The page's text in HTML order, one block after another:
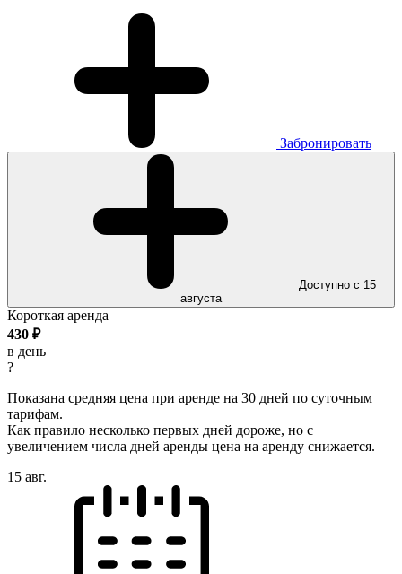
Забронировать
Доступно с 15
августа
Короткая аренда
430 ₽
в день
?
Показана средняя цена при аренде на 30 дней по суточным
тарифам.
Как правило несколько первых дней дороже, но с
увеличением числа дней аренды цена на аренду снижается.
15 авг.